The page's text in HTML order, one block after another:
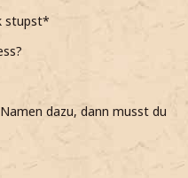
stupst*
dazu, dann musst du